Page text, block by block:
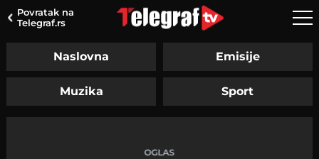
Povratak na
Telegraf.rs
Naslovna Emisije
Muzika Sport